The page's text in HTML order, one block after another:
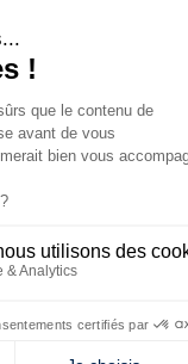
TÉLÉCHARGEZ L'APP